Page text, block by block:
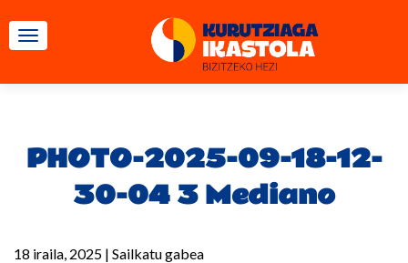
TOGGLE NAVIGATION
PHOTO-2025-09-18-12-
30-04 3 Mediano
18 iraila, 2025 | Sailkatu gabea